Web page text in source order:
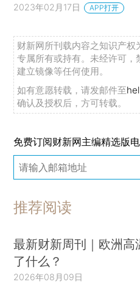
2023年02月17日 APP打开
财新网所刊载内容之知识产权
专属所有或持有。未经许可，
建立镜像等任何使用。
如有意愿转载，请发邮件至
确认及授权后，方可转载。
免费订阅财新网主编精选版
推荐阅读
最新财新周刊｜欧洲高
了什么？
2026年08月09日